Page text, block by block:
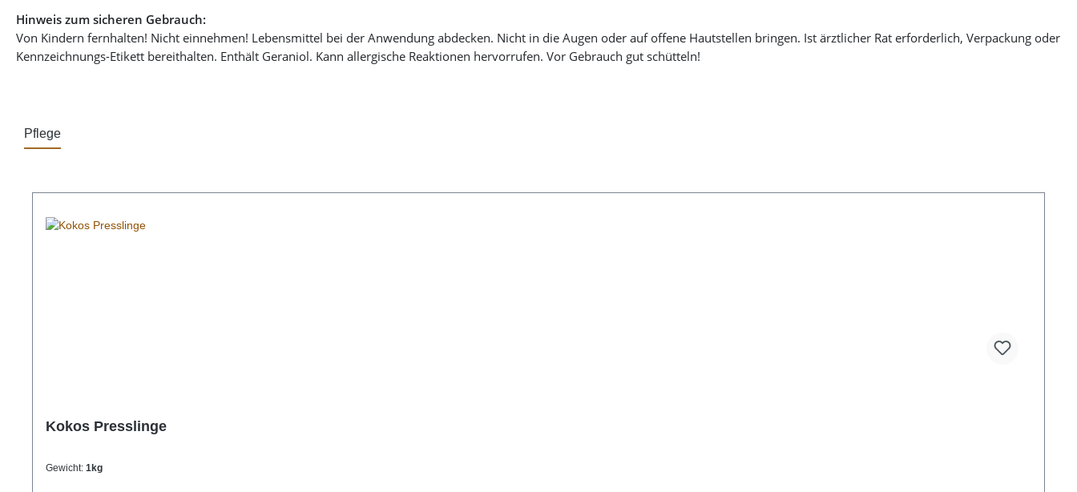
Hinweis zum sicheren Gebrauch:
Von Kindern fernhalten! Nicht einnehmen! Lebensmittel bei der Anwendung abdecken. Nicht in die Augen oder auf offene Hautstellen bringen. Ist ärztlicher Rat erforderlich, Verpackung oder
Kennzeichnungs-Etikett bereithalten. Enthält Geraniol. Kann allergische Reaktionen hervorrufen. Vor Gebrauch gut schütteln!
Pflege
Kokos Presslinge
Gewicht: 1kg